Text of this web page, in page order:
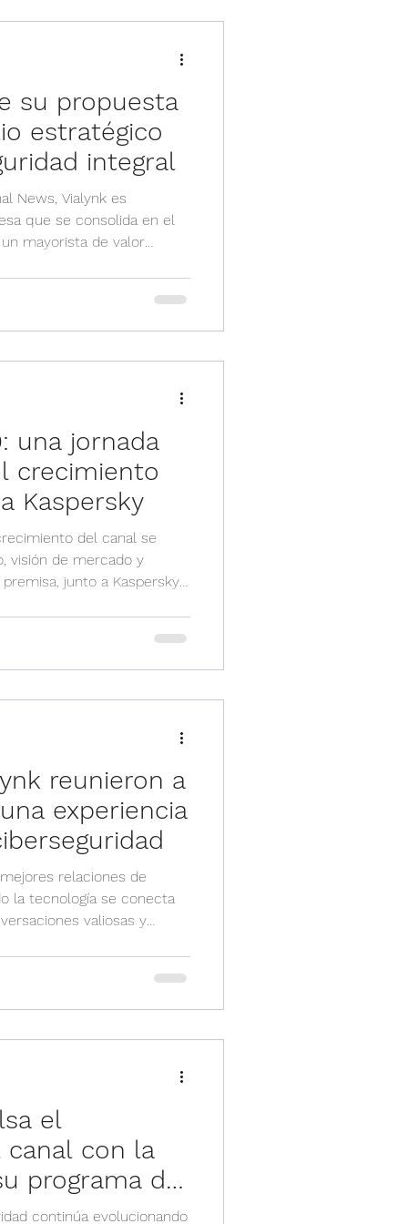
su propuesta
estratégico
integral
News, Vialynk es
que se consolida en el
mayorista de valor
mucho más allá de la
de tecnología,
una jornada
crecimiento
Kaspersky
del canal se
visión de mercado y
junto a Kaspersky
tendencias del
de negocio. El
reunieron a
experiencia
relaciones de
la tecnología se conecta
valiosas y
entorno diferente,
eje central, pero también
el
con la
programa de
continúa evolucionando